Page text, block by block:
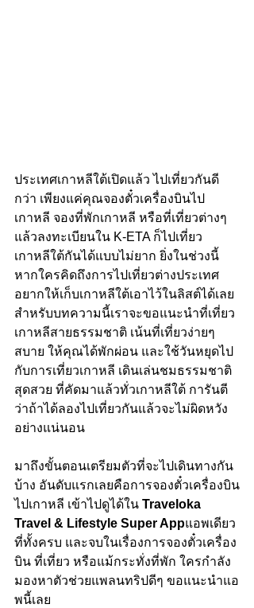
ประเทศเกาหลีใต้เปิดแล้ว ไปเที่ยวกันดี
กว่า เพียงแค่คุณจองตั๋วเครื่องบินไป
เกาหลี จองที่พักเกาหลี หรือที่เที่ยวต่างๆ
แล้วลงทะเบียนใน K-ETA ก็ไปเที่ยว
เกาหลีใต้กันได้แบบไม่ยาก ยิ่งในช่วงนี้
หากใครคิดถึงการไปเที่ยวต่างประเทศ
อยากให้เก็บเกาหลีใต้เอาไว้ในลิสต์ได้เลย
สำหรับบทความนี้เราจะขอแนะนำที่เที่ยว
เกาหลีสายธรรมชาติ เน้นที่เที่ยวง่ายๆ
สบาย ให้คุณได้พักผ่อน และใช้วันหยุดไป
กับการเที่ยวเกาหลี เดินเล่นชมธรรมชาติ
สุดสวย ที่คัดมาแล้วทั่วเกาหลีใต้ การันตี
ว่าถ้าได้ลองไปเที่ยวกันแล้วจะไม่ผิดหวัง
อย่างแน่นอน
มาถึงขั้นตอนเตรียมตัวที่จะไปเดินทางกัน
บ้าง อันดับแรกเลยคือการจองตั๋วเครื่องบิน
ไปเกาหลี เข้าไปดูได้ใน Traveloka
Travel & Lifestyle Super Appแอพเดียว
ที่ทั้งครบ และจบในเรื่องการจองตั๋วเครื่อง
บิน ที่เที่ยว หรือแม้กระทั่งที่พัก ใครกำลัง
มองหาตัวช่วยแพลนทริปดีๆ ขอแนะนำแอ
พนี้เลย